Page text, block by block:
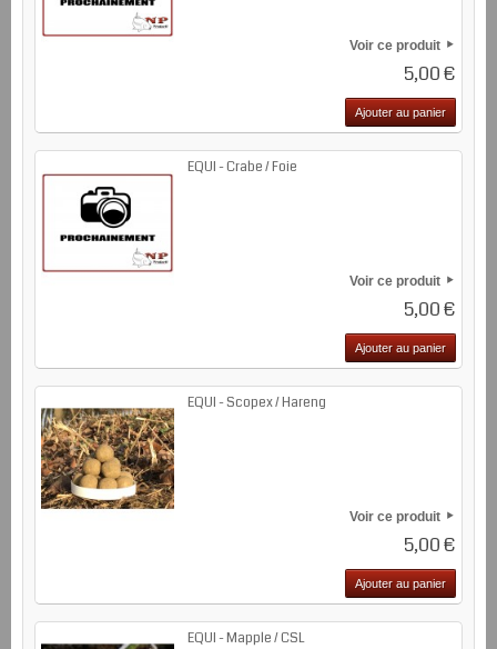
Voir ce produit
5,00 €
Ajouter au panier
EQUI - Crabe / Foie
Voir ce produit
5,00 €
Ajouter au panier
EQUI - Scopex / Hareng
Voir ce produit
5,00 €
Ajouter au panier
EQUI - Mapple / CSL